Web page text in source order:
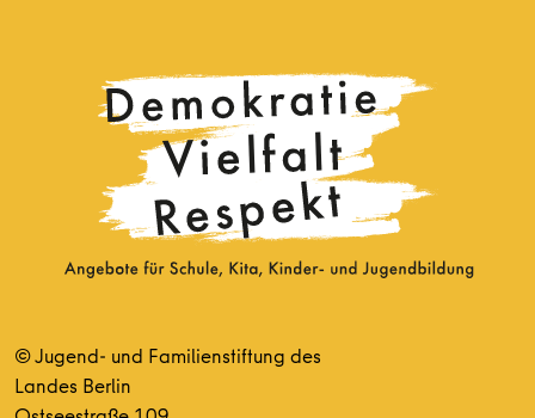
© Jugend- und Familienstiftung des
Landes Berlin